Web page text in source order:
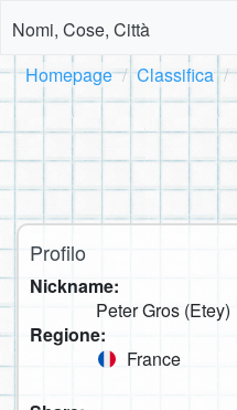
Nomi, Cose, Città
Homepage Classifica
Profilo
Nickname:
Peter Gros (Etey)
Regione:
France